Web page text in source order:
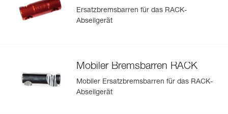
Ersatzbremsbarren für das RACK-
Abseilgerät
Mobiler Bremsbarren RACK
Mobiler Ersatzbremsbarren für das RACK-
Abseilgerät